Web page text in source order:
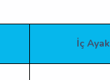
İç Ayak